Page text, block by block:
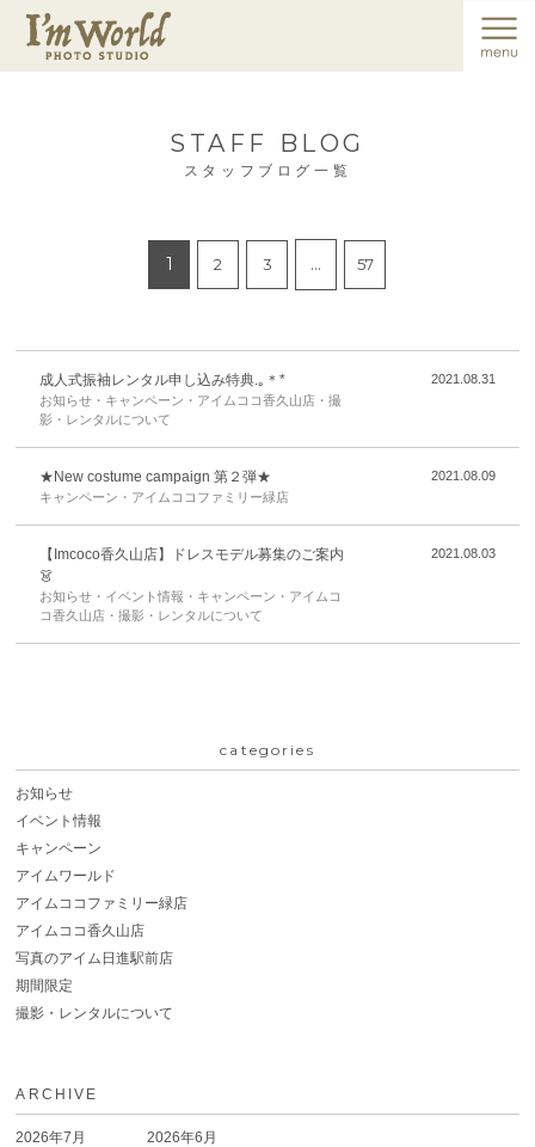
STAFF BLOG
スタッフブログ一覧
1 2 3 … 57
成人式振袖レンタル申し込み特典.｡＊*
お知らせ・キャンペーン・アイムココ香久山店・撮
影・レンタルについて
2021.08.31
★New costume campaign 第２弾★
キャンペーン・アイムココファミリー緑店
2021.08.09
【Imcoco香久山店】ドレスモデル募集のご案内
👗
お知らせ・イベント情報・キャンペーン・アイムコ
コ香久山店・撮影・レンタルについて
2021.08.03
categories
お知らせ
イベント情報
キャンペーン
アイムワールド
アイムココファミリー緑店
アイムココ香久山店
写真のアイム日進駅前店
期間限定
撮影・レンタルについて
ARCHIVE
2026年7月
2026年6月